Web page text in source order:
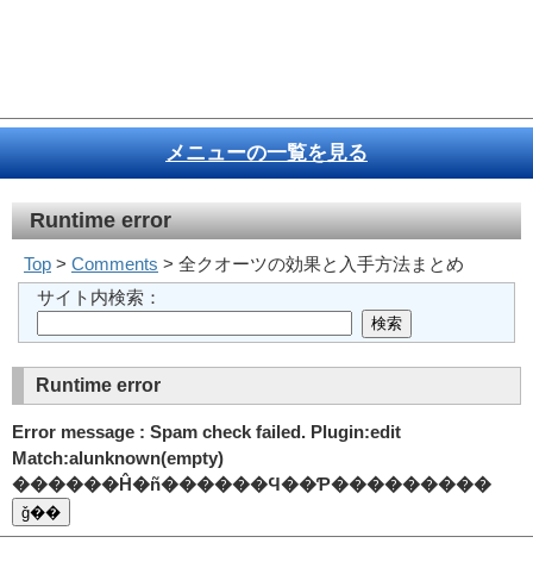
メニューの一覧を見る
Runtime error
Top > Comments > 全クオーツの効果と入手方法まとめ
サイト内検索：
Runtime error
Error message : Spam check failed. Plugin:edit
Match:alunknown(empty)
������Ĥ�ñ������Ϥ��Ƥ���������